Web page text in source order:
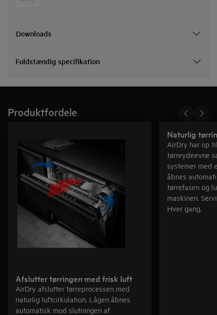
Downloads
Fuldstændig specifikation
Produktfordele
Afslutter tørringen med frisk luft
AirDry afslutter tørreprocessen med
naturlig luftcirkulation. Lågen åbnes
automatisk mod slutningen af
Naturlig
AirDry har op
tørreydeevne
systemer med
åbnes
tørrefasen og
maskinen.
Hver gang.